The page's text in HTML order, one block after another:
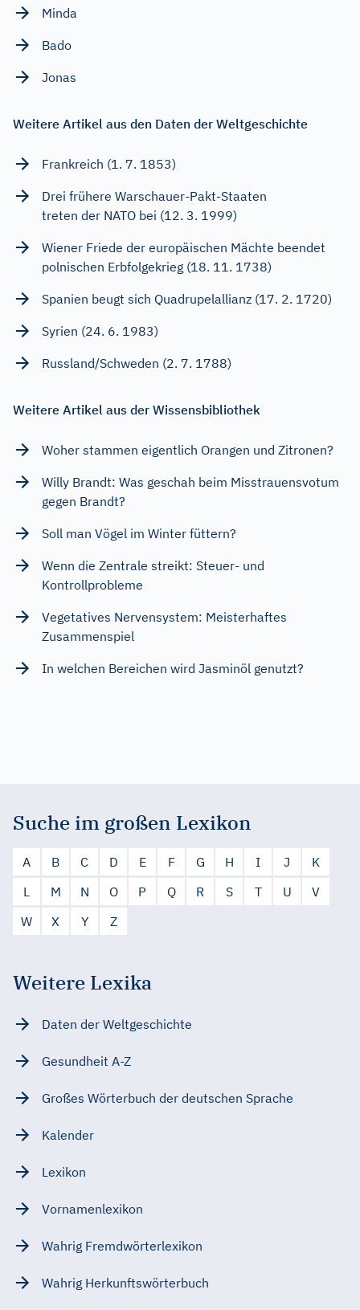
Minda
Bado
Jonas
Weitere Artikel aus den Daten der Weltgeschichte
Frankreich (1. 7. 1853)
Drei frühere Warschauer-Pakt-Staaten
treten der NATO bei (12. 3. 1999)
Wiener Friede der europäischen Mächte beendet
polnischen Erbfolgekrieg (18. 11. 1738)
Spanien beugt sich Quadrupelallianz (17. 2. 1720)
Syrien (24. 6. 1983)
Russland/Schweden (2. 7. 1788)
Weitere Artikel aus der Wissensbibliothek
Woher stammen eigentlich Orangen und Zitronen?
Willy Brandt: Was geschah beim Misstrauensvotum
gegen Brandt?
Soll man Vögel im Winter füttern?
Wenn die Zentrale streikt: Steuer- und
Kontrollprobleme
Vegetatives Nervensystem: Meisterhaftes
Zusammenspiel
In welchen Bereichen wird Jasminöl genutzt?
Suche im großen Lexikon
A B C D E F G H I J
K
L
M N O P Q R S T U
V
W
X Y Z
Weitere Lexika
Daten der Weltgeschichte
Gesundheit A-Z
Großes Wörterbuch der deutschen Sprache
Kalender
Lexikon
Vornamenlexikon
Wahrig Fremdwörterlexikon
Wahrig Herkunftswörterbuch